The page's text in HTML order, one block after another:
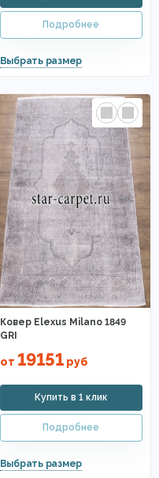
Ковер Elexus Milano 1849
GRI
от 19151руб